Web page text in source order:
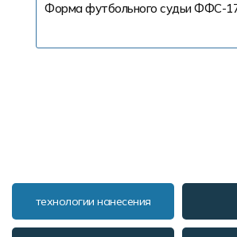
Форма футбольного судьи ФФС-
технологии нанесения